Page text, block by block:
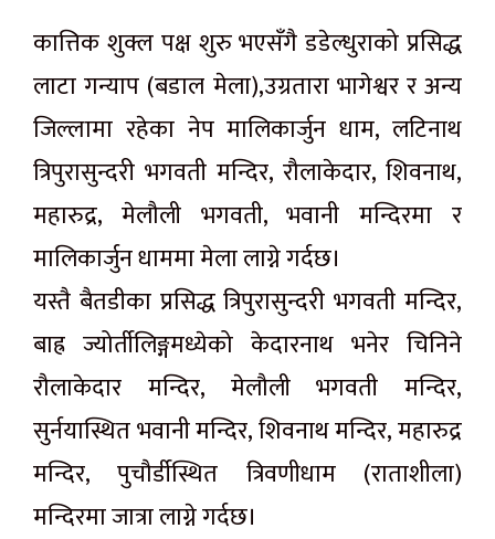
कात्तिक शुक्ल पक्ष शुरु भएसँगै डडेल्धुराको प्रसिद्ध
लाटा गन्याप (बडाल मेला),उग्रतारा भागेश्वर र अन्य
जिल्लामा रहेका नेप मालिकार्जुन धाम, लटिनाथ
त्रिपुरासुन्दरी भगवती मन्दिर, रौलाकेदार, शिवनाथ,
महारुद्र, मेलौली भगवती, भवानी मन्दिरमा र
मालिकार्जुन धाममा मेला लाग्ने गर्दछ।
यस्तै बैतडीका प्रसिद्ध त्रिपुरासुन्दरी भगवती मन्दिर,
बाह्र ज्योर्तीलिङ्गमध्येको केदारनाथ भनेर चिनिने
रौलाकेदार मन्दिर, मेलौली भगवती मन्दिर,
सुर्नयास्थित भवानी मन्दिर, शिवनाथ मन्दिर, महारुद्र
मन्दिर, पुचौर्डीस्थित त्रिवणीधाम (राताशीला)
मन्दिरमा जात्रा लाग्ने गर्दछ।